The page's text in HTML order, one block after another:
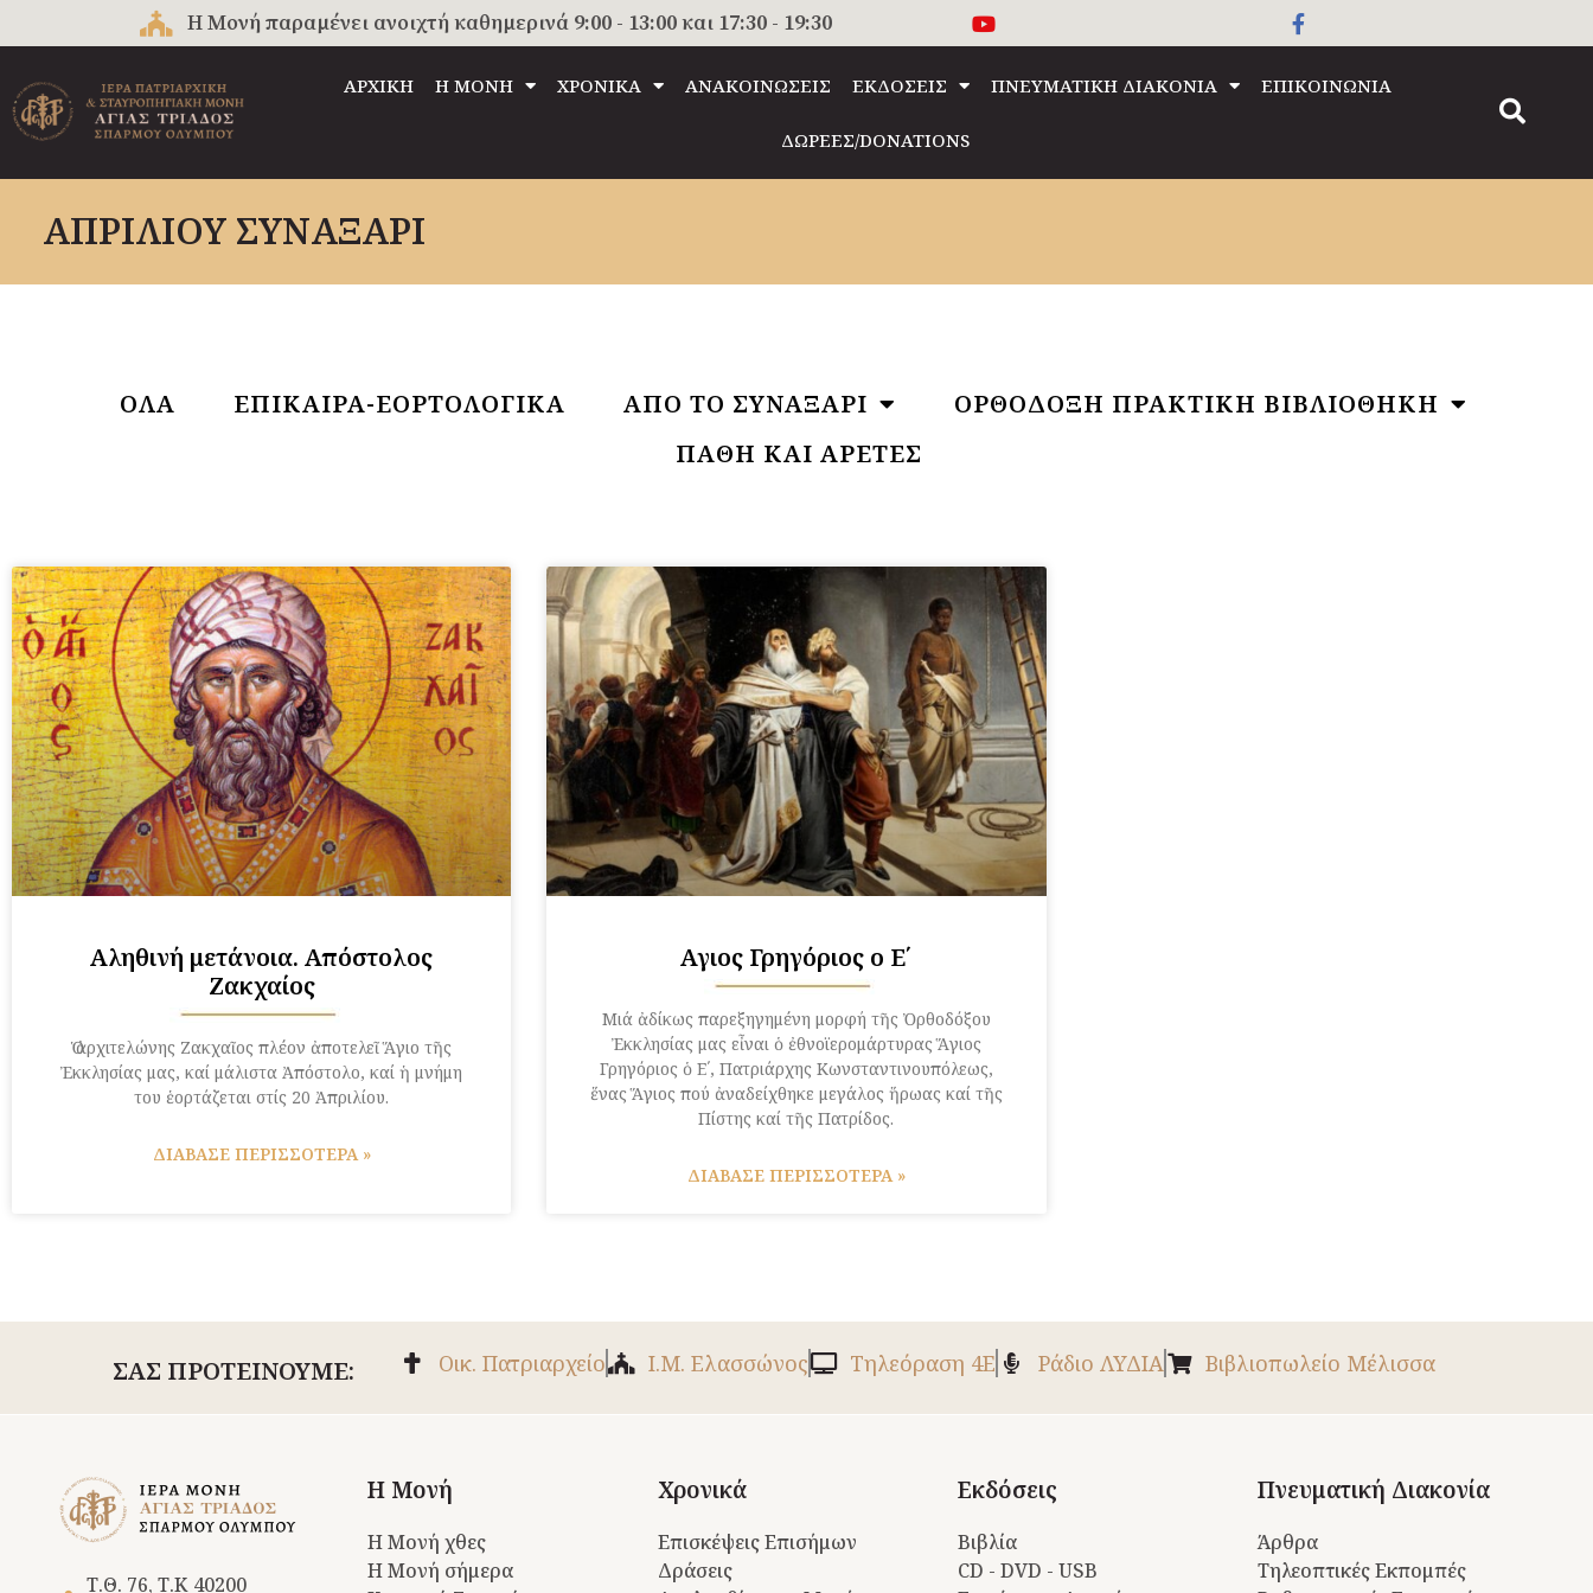
στο
Η Μονή παραμένει ανοιχτή καθημερινά 9:00 - 13:00 και 17:30 - 19:30
ΑΡΧΙΚΗ Η ΜΟΝΗ ΧΡΟΝΙΚΑ ΑΝΑΚΟΙΝΩΣΕΙΣ ΕΚΔΟΣΕΙΣ ΠΝΕΥΜΑΤΙΚΗ ΔΙΑΚΟΝΙΑ ΕΠΙΚΟΙΝΩΝΙΑ
ΔΩΡΕΕΣ/DONATIONS
ΑΠΡΙΛΙΟΥ ΣΥΝΑΞΑΡΙ
ΟΛΑ ΕΠΙΚΑΙΡΑ-ΕΟΡΤΟΛΟΓΙΚΑ ΑΠΟ ΤΟ ΣΥΝΑΞΑΡΙ
ΟΡΘΟΔΟΞΗ ΠΡΑΚΤΙΚΗ ΒΙΒΛΙΟΘΗΚΗ
ΠΑΘΗ ΚΑΙ ΑΡΕΤΕΣ
Αληθινή μετάνοια. Απόστολος
Ζακχαίος
Ὁ ἀρχιτελώνης Ζακχαῖος πλέον ἀποτελεῖ Ἅγιο τῆς
Ἐκκλησίας μας, καί μάλιστα Ἀπόστολο, καί ἡ μνήμη
του ἑορτάζεται στίς 20 Ἀπριλίου.
ΔΙΑΒΑΣΕ ΠΕΡΙΣΣΟΤΕΡΑ »
Αγιος Γρηγόριος ο Ε΄
Μιά ἀδίκως παρεξηγημένη μορφή τῆς Ὀρθοδόξου
Ἐκκλησίας μας εἶναι ὁ ἐθνοϊερομάρτυρας Ἅγιος
Γρηγόριος ὁ Ε΄, Πατριάρχης Κωνσταντινουπόλεως,
ἕνας Ἅγιος πού ἀναδείχθηκε μεγάλος ἥρωας καί τῆς
Πίστης καί τῆς Πατρίδος.
ΔΙΑΒΑΣΕ ΠΕΡΙΣΣΟΤΕΡΑ »
ΣΑΣ ΠΡΟΤΕΙΝΟΥΜΕ: Οικ. Πατριαρχείο Ι.Μ. Ελασσώνος Tηλεόραση 4Ε Ράδιο ΛΥΔΙΑ Βιβλιοπωλείο Μέλισσα
Τ.Θ. 76, Τ.Κ 40200
Η Μονή
Η Μονή χθες
Η Μονή σήμερα
Χρονικά
Επισκέψεις Επισήμων
Δράσεις
Εκδόσεις
Βιβλία
CD - DVD - USB
Πνευματική Διακονία
Άρθρα
Τηλεοπτικές Εκπομπές